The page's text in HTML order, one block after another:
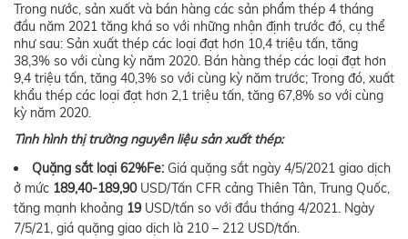
Trong nước, sản xuất và bán hàng các sản phẩm thép 4 tháng
đầu năm 2021 tăng khá so với những nhận định trước đó, cụ thể
như sau: Sản xuất thép các loại đạt hơn 10,4 triệu tấn, tăng
38,3% so với cùng kỳ năm 2020. Bán hàng thép các loại đạt hơn
9,4 triệu tấn, tăng 40,3% so với cùng kỳ năm trước; Trong đó, xuất
khẩu thép các loại đạt hơn 2,1 triệu tấn, tăng 67,8% so với cùng
kỳ năm 2020.
Tình hình thị trường nguyên liệu sản xuất thép:
Quặng sắt loại 62%Fe: Giá quặng sắt ngày 4/5/2021 giao dịch
ở mức 189,40-189,90USD/Tấn CFR cảng Thiên Tân, Trung Quốc,
tăng mạnh khoảng 19 USD/tấn so với đầu tháng 4/2021. Ngày
7/5/21, giá quặng giao dịch là 210 – 212 USD/tấn.